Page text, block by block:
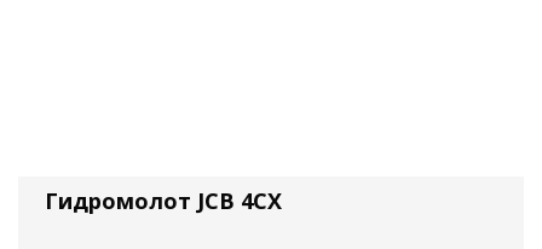
Гидромолот JCB 4CX